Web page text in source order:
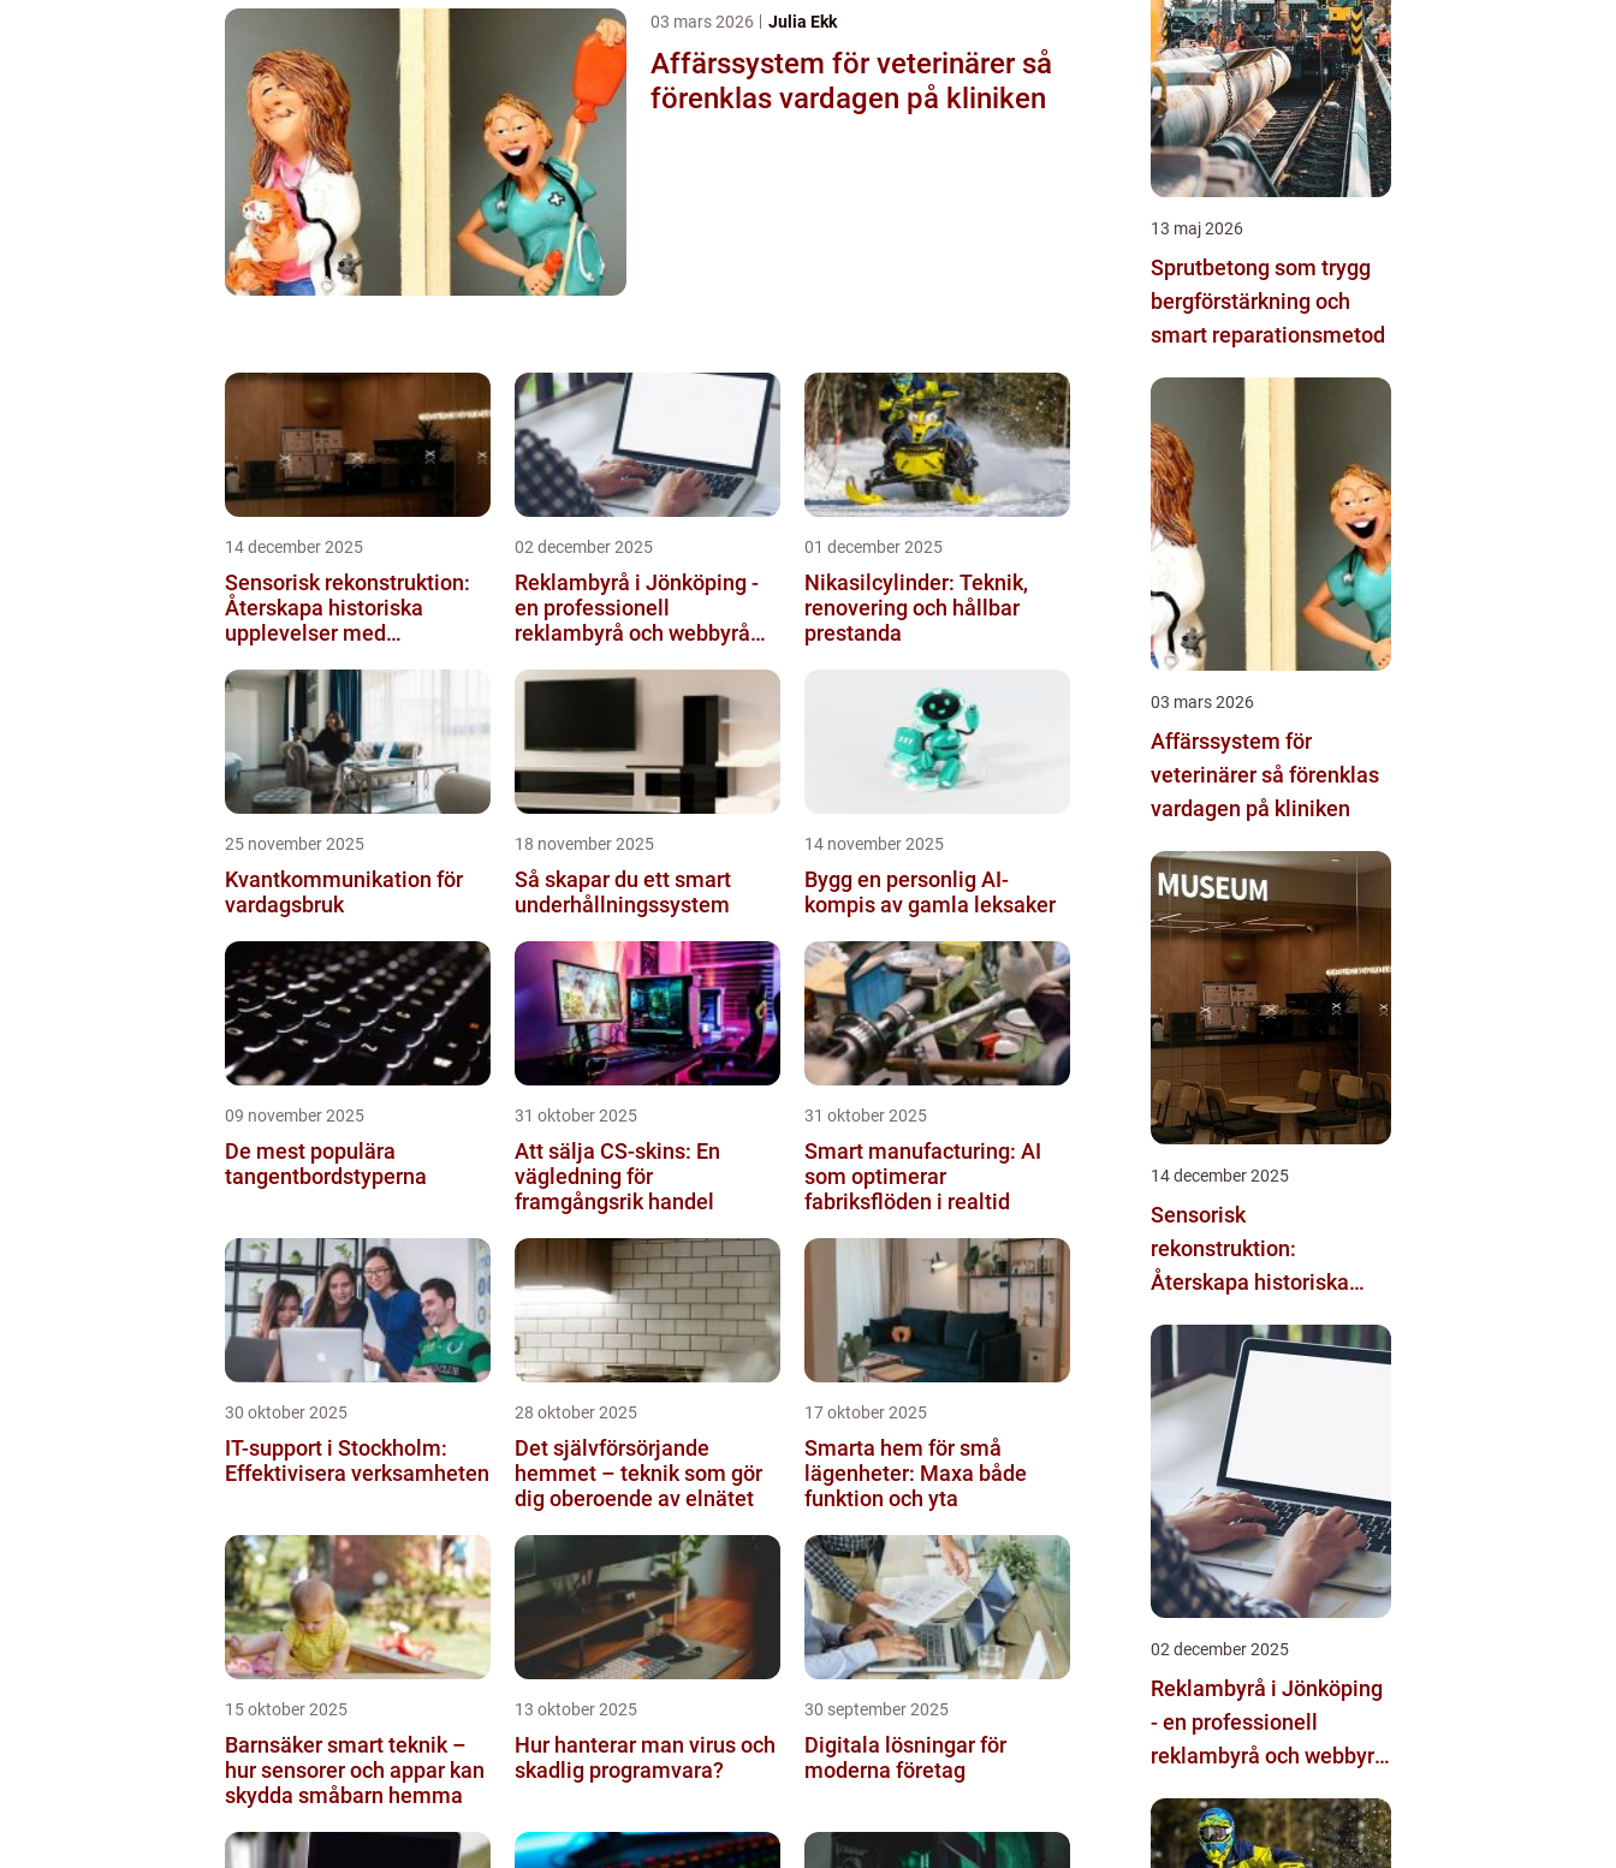
03 mars 2026 Julia Ekk
Affärssystem för veterinärer så
förenklas vardagen på kliniken
14 december 2025
Sensorisk rekonstruktion:
Återskapa historiska
upplevelser med
02 december 2025
Reklambyrå i Jönköping -
en professionell
reklambyrå och webbyrå
kommunikati...
01 december 2025
Nikasilcylinder: Teknik,
renovering och hållbar
prestanda
25 november 2025
Kvantkommunikation för
vardagsbruk
18 november 2025
Så skapar du ett smart
underhållningssystem
14 november 2025
Bygg en personlig AI-
kompis av gamla leksaker
09 november 2025
De mest populära
tangentbordstyperna
31 oktober 2025
Att sälja CS-skins: En
vägledning för
framgångsrik handel
31 oktober 2025
Smart manufacturing: AI
som optimerar
fabriksflöden i realtid
30 oktober 2025
IT-support i Stockholm:
Effektivisera verksamheten
28 oktober 2025
Det självförsörjande
hemmet – teknik som gör
dig oberoende av elnätet
17 oktober 2025
Smarta hem för små
lägenheter: Maxa både
funktion och yta
15 oktober 2025
Barnsäker smart teknik –
hur sensorer och appar kan
skydda småbarn hemma
13 oktober 2025
Hur hanterar man virus och
skadlig programvara?
30 september 2025
Digitala lösningar för
moderna företag
13 maj 2026
Sprutbetong som trygg
bergförstärkning och
smart reparationsmetod
03 mars 2026
Affärssystem för
veterinärer så förenklas
vardagen på kliniken
14 december 2025
Sensorisk
rekonstruktion:
Återskapa historiska
multimodala AI
02 december 2025
Reklambyrå i Jönköping
- en professionell
reklambyrå och webbyrå
kommunikation